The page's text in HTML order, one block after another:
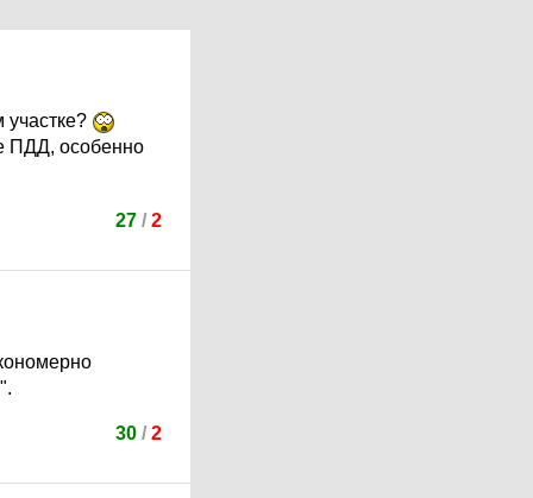
ПДД, особенно
27 / 2
30 / 2